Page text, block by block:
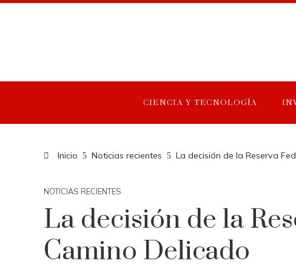
CIENCIA Y TECNOLOGÍA
Inicio Noticias recientes La decisión de la Reserva
NOTICIAS RECIENTES
La decisión de la
Camino Delicado